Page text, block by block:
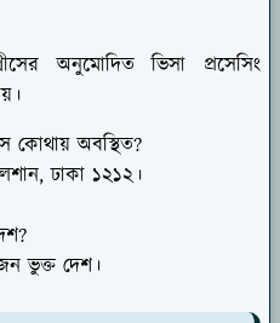
অনুমোদিত ভিসা প্রসেসিং
কোথায় অবস্থিত?
ঢাকা ১২১২।
ভুক্ত দেশ।